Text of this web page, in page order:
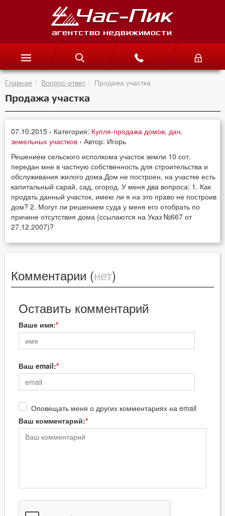
Главная Вопрос-ответ Продажа участка
Продажа участка
07.10.2015 › Категория: Купля-продажа домов, дач,
земельных участков › Автор: Игорь
Решением сельского исполкома участок земли 10 сот.
передан мне в частную собственность для строительства и
обслуживания жилого дома.Дом не построен, на участке есть
капитальный сарай, сад, огород. У меня два вопроса: 1. Как
продать данный участок, имею ли я на это право не построив
дом? 2. Могут ли решением суда у меня его отобрать по
причине отсутствия дома (ссылаются на Указ №667 от
27.12.2007)?
Комментарии (нет)
Оставить комментарий
Ваше имя:
Ваш email:
Оповещать меня о других комментариях на email
Ваш комментарий: